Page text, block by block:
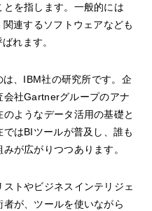
を指します。一般的には
関連するソフトウェアなども
れます。
、IBM社の研究所です。企
社Gartnerグループのアナ
ようなデータ活用の基礎と
はBIツールが普及し、誰も
が広がりつつあります。
トやビジネスインテリジェ
が、ツールを使いながら